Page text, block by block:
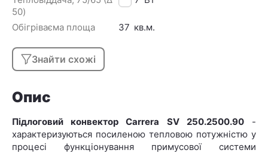
50)
Обігріваєма площа 37 кв.м.
Знайти схожі
Опис
Підлоговий конвектор Carrera SV 250.2500.90-
характеризуються посиленою тепловою потужністю у
процесі функціонування примусової системи